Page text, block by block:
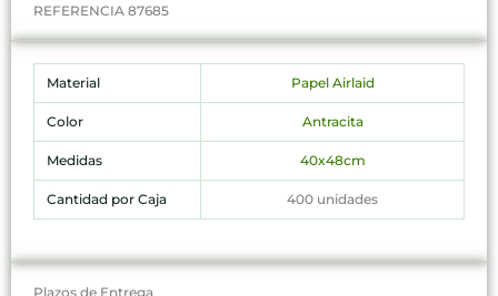
REFERENCIA 87685
Material Papel Airlaid
Color Antracita
Medidas 40x48cm
Cantidad por Caja 400 unidades
Plazos de Entrega